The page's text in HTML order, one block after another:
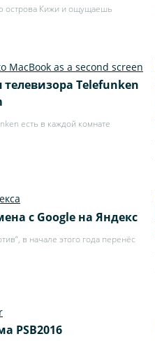
острова Кижи и ощущаешь
Telefunken
есть в каждой комнате
с Google на Яндекс
в начале этого года перенёс
PSB2016